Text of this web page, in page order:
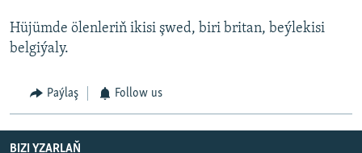
Hüjümde ölenleriň ikisi şwed, biri britan, beýlekisi
belgiýaly.
Paýlaş Follow us
BIZI YZARLAŇ